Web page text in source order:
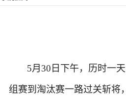
5月30日下午，历时一
组赛到淘汰赛一路过关斩将